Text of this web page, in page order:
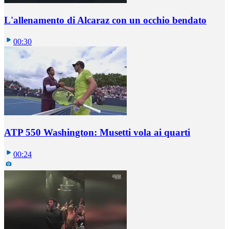
L'allenamento di Alcaraz con un occhio bendato
00:30
ATP 550 Washington: Musetti vola ai quarti
00:24